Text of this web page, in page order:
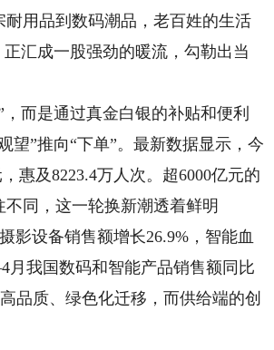
用品到数码潮品，老百姓的生活
汇成一股强劲的暖流，勾勒出当
而是通过真金白银的补贴和便利
望”推向“下单”。最新数据显示，今
惠及8223.4万人次。超6000亿元的
同，这一轮换新潮透着鲜明
影设备销售额增长26.9%，智能血
月我国数码和智能产品销售额同比
品质、绿色化迁移，而供给端的创